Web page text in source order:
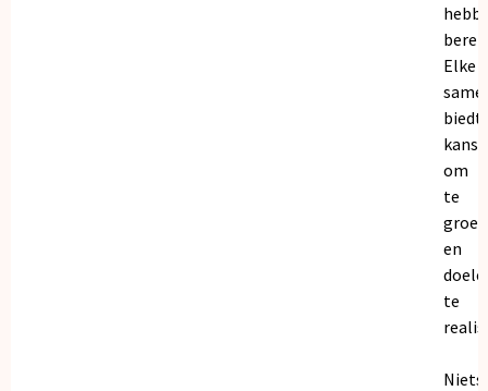
Elke
biedt
om
te
en
te
Niets